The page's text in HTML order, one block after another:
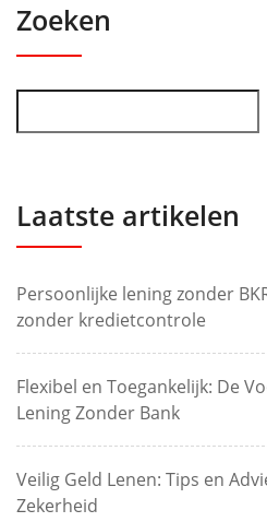
Zoeken
Laatste artikelen
Persoonlijke lening zonder
zonder kredietcontrole
Flexibel en Toegankelijk: De
Lening Zonder Bank
Veilig Geld Lenen: Tips en
Zekerheid